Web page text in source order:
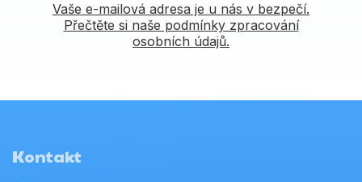
Vaše e-mailová adresa je u nás v bezpečí.
Přečtěte si naše podmínky zpracování
osobních údajů.
Kontakt